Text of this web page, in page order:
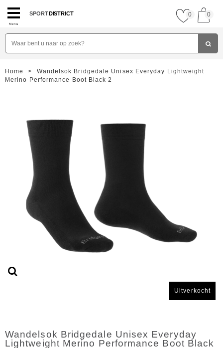
Menu
SPORTDISTRICT 0 0
Home >
Wandelsok Bridgedale Unisex Everyday Lightweight
Merino Performance Boot Black 2
Uitverkocht
Wandelsok Bridgedale Unisex Everyday
Lightweight Merino Performance Boot Black